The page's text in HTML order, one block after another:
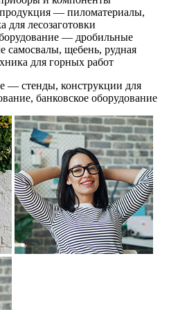
— пиломатериалы,
для лесозаготовки
— дробильные
самосвалы, щебень, рудная
для горных работ
— стенды, конструкции для
банковское оборудование